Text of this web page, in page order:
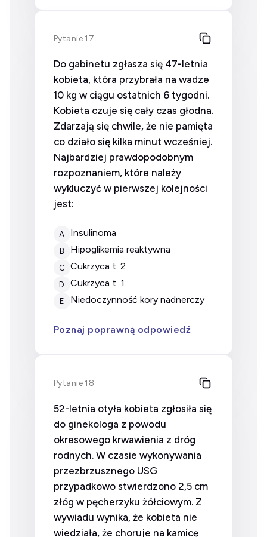
Pytanie 17
Do gabinetu zgłasza się 47-letnia
kobieta, która przybrała na wadze
10 kg w ciągu ostatnich 6 tygodni.
Kobieta czuje się cały czas głodna.
Zdarzają się chwile, że nie pamięta
co działo się kilka minut wcześniej.
Najbardziej prawdopodobnym
rozpoznaniem, które należy
wykluczyć w pierwszej kolejności
jest:
A insulinoma
B hipoglikemia reaktywna
C cukrzyca t. 2
D cukrzyca t. 1
E niedoczynność kory nadnerczy
Poznaj poprawną odpowiedź
Pytanie 18
52-letnia otyła kobieta zgłosiła się
do ginekologa z powodu
okresowego krwawienia z dróg
rodnych. W czasie wykonywania
przezbrzusznego USG
przypadkowo stwierdzono 2,5 cm
złóg w pęcherzyku żółciowym. Z
wywiadu wynika, że kobieta nie
wiedziała, że choruje na kamicę